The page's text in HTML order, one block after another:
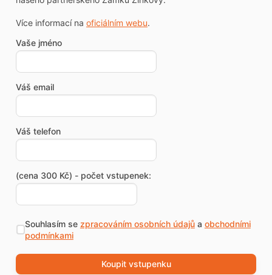
Více informací na oficiálním webu.
Vaše jméno
Váš email
Váš telefon
(cena 300 Kč) - počet vstupenek:
Souhlasím se zpracováním osobních údajůa obchodními
podmínkami
Koupit vstupenku